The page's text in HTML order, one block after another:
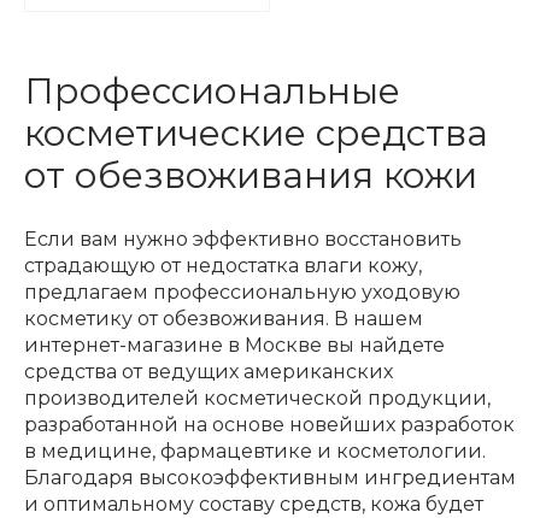
Профессиональные
косметические средства
от обезвоживания кожи
Если вам нужно эффективно восстановить
страдающую от недостатка влаги кожу,
предлагаем профессиональную уходовую
косметику от обезвоживания. В нашем
интернет-магазине в Москве вы найдете
средства от ведущих американских
производителей косметической продукции,
разработанной на основе новейших разработок
в медицине, фармацевтике и косметологии.
Благодаря высокоэффективным ингредиентам
и оптимальному составу средств, кожа будет